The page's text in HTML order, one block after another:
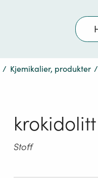
Søk
/ Kjemikalier, produkter /
krokidolitt
Stoff